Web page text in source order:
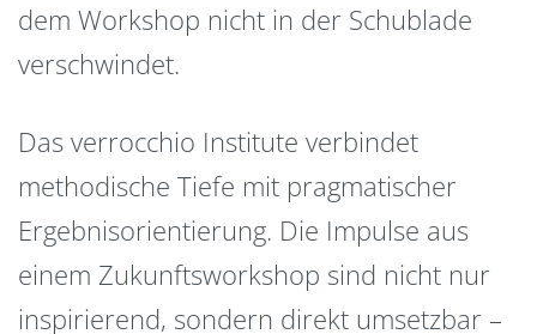
dem Workshop nicht in der Schublade
verschwindet.
Das verrocchio Institute verbindet
methodische Tiefe mit pragmatischer
Ergebnisorientierung. Die Impulse aus
einem Zukunftsworkshop sind nicht nur
inspirierend, sondern direkt umsetzbar –